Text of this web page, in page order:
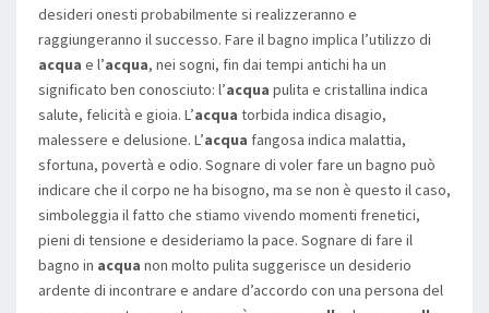
desideri onesti probabilmente si realizzeranno e
raggiungeranno il successo. Fare il bagno implica l’utilizzo di
acqua e l’acqua, nei sogni, fin dai tempi antichi ha un
significato ben conosciuto: l’acqua pulita e cristallina indica
salute, felicità e gioia. L’acqua torbida indica disagio,
malessere e delusione. L’acqua fangosa indica malattia,
sfortuna, povertà e odio. Sognare di voler fare un bagno può
indicare che il corpo ne ha bisogno, ma se non è questo il caso,
simboleggia il fatto che stiamo vivendo momenti frenetici,
pieni di tensione e desideriamo la pace. Sognare di fare il
bagno in acqua non molto pulita suggerisce un desiderio
ardente di incontrare e andare d’accordo con una persona del